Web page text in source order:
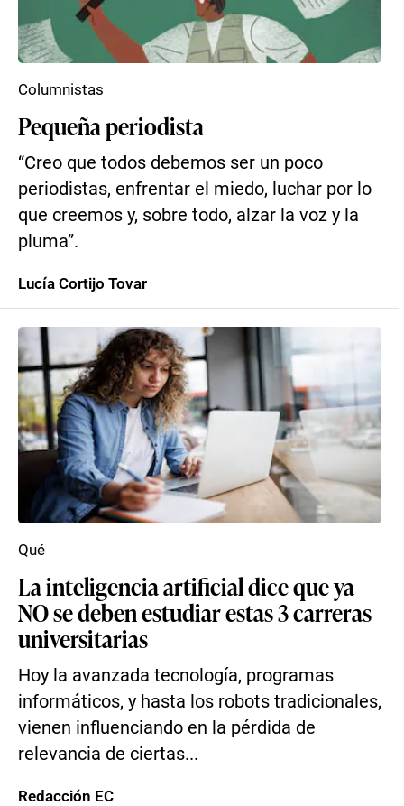
Pequeña periodista
“Creo que todos debemos ser un poco
periodistas, enfrentar el miedo, luchar por lo
que creemos y, sobre todo, alzar la voz y la
pluma”.
Columnistas
Lucía Cortijo Tovar
La inteligencia artificial dice que ya
NO se deben estudiar estas 3 carreras
universitarias
Hoy la avanzada tecnología, programas
informáticos, y hasta los robots tradicionales,
vienen influenciando en la pérdida de
relevancia de ciertas...
Qué
Redacción EC